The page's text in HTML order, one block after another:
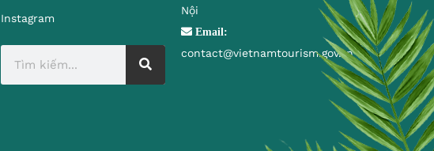
Instagram
Nội
Email:
contact@vietnamtourism.gov.vn